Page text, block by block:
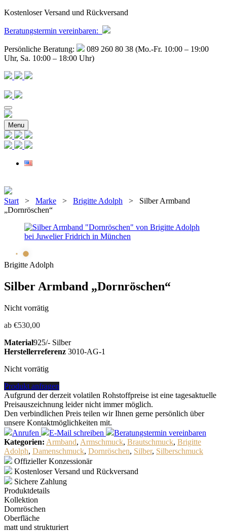
Kostenloser Versand und Rückversand
Beratungstermin vereinbaren:
Persönliche Beratung:
089 260 80 38 (Mo.-Fr. 10:00 – 19:00
Uhr, Sa. 10:00 – 18:00 Uhr)
Menu
Start > Marke > Brigitte Adolph > Silber Armband
„Dornröschen“
Brigitte Adolph
Silber Armband „Dornröschen“
Nicht vorrätig
ab €530,00
Material925/- Silber
Herstellerreferenz 3010-AG-1
Nicht vorrätig
Produkt anfragen
Aufgrund der derzeit volatilen Rohstoffpreise ist eine tagesaktuelle
Preisauszeichnung leider nicht immer möglich.
Den verbindlichen Preis teilen wir Ihnen gerne persönlich über
unsere Kontaktmöglichkeiten mit.
Anrufen
E-Mail schreiben Beratungstermin vereinbaren
Kategorien: Armband, Armschmuck, Brautschmuck, Brigitte
Adolph, Damenschmuck, Dornröschen, Silber, Silberschmuck
Offizieller Konzessionär
Kostenloser Versand und Rückversand
Sichere Zahlung
Produktdetails
Kollektion
Dornröschen
Oberfläche
matt und strukturiert